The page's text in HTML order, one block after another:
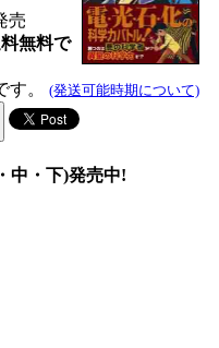
売
無料で
す。 (発送可能時期について)
中・下)発売中!